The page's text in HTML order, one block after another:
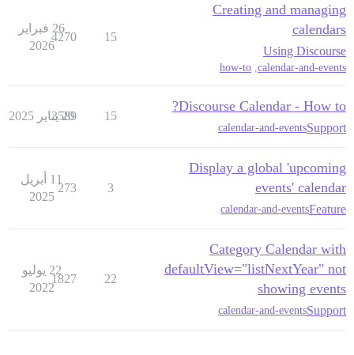
Creating and managing
calendars
Using Discourse
calendar-and-events
how-to
15
4270
26 فبراير
2026
Discourse Calendar - How to?
Support
calendar-and-events
15
3589
20 يناير 2025
Display a global 'upcoming
events' calendar
Feature
calendar-and-events
3
273
11 أبريل
2025
Category Calendar with
defaultView="listNextYear" not
showing events
Support
calendar-and-events
22
1827
22 يوليو
2022